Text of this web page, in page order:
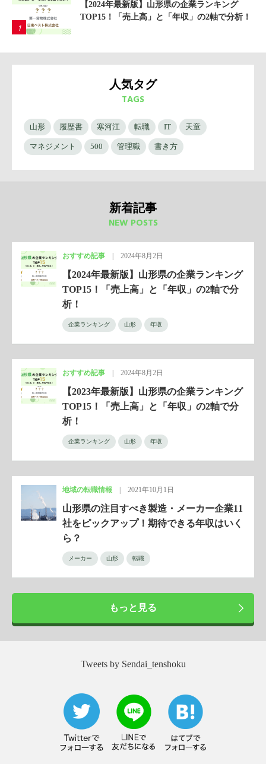
【2024年最新版】山形県の企業ランキング
TOP15！「売上高」と「年収」の2軸で分析！
人気タグ
TAGS
山形 履歴書 寒河江 転職 IT 天童
マネジメント 500 管理職 書き方
新着記事
NEW POSTS
おすすめ記事 | 2024年8月2日
【2024年最新版】山形県の企業ランキング
TOP15！「売上高」と「年収」の2軸で分
析！
企業ランキング 山形 年収
おすすめ記事 | 2024年8月2日
【2023年最新版】山形県の企業ランキング
TOP15！「売上高」と「年収」の2軸で分
析！
企業ランキング 山形 年収
地域の転職情報 | 2021年10月1日
山形県の注目すべき製造・メーカー企業11
社をピックアップ！期待できる年収はいく
ら？
メーカー 山形 転職
もっと見る
Tweets by Sendai_tenshoku